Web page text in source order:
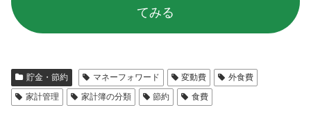
てみる
貯金・節約 マネーフォワード 変動費
外食費
家計管理
家計簿の分類 節約 食費